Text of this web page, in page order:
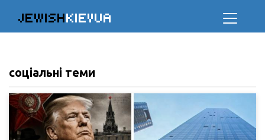
JEWISHKIEVUA
соціальні теми